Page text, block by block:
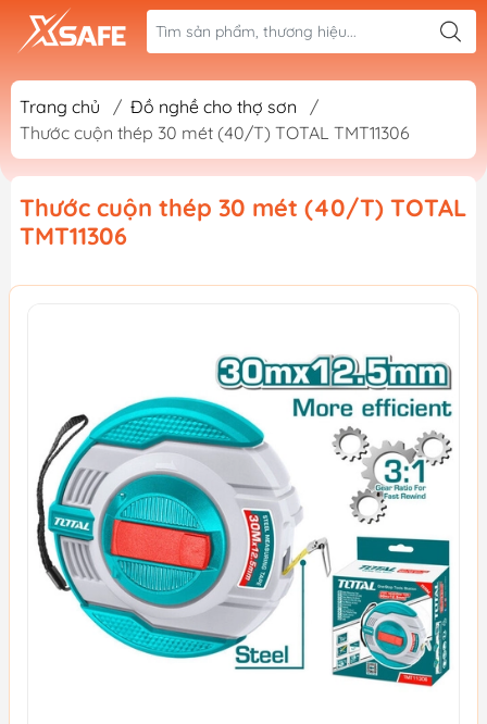
Trang chủ / Đồ nghề cho thợ sơn
/
Thước cuộn thép 30 mét (40/T) TOTAL TMT11306
Thước cuộn thép 30 mét (40/T) TOTAL
TMT11306